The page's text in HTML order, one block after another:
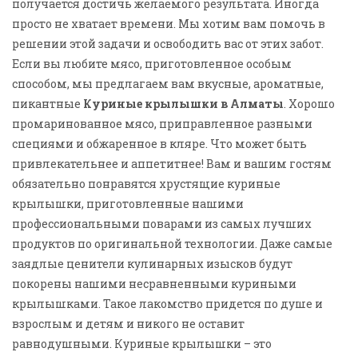
получается достичь желаемого результата. Иногда
просто не хватает времени. Мы хотим вам помочь в
решении этой задачи и освободить вас от этих забот.
Если вы любите мясо, приготовленное особым
способом, мы предлагаем вам вкусные, ароматные,
пикантные Куриные крылышки в Алматы. Хорошо
промаринованное мясо, приправленное разными
специями и обжаренное в кляре. Что может быть
привлекательнее и аппетитнее! Вам и вашим гостям
обязательно понравятся хрустящие куриные
крылышки, приготовленные нашими
профессиональными поварами из самых лучших
продуктов по оригинальной технологии. Даже самые
заядлые ценители кулинарных изысков будут
покорены нашими несравненными куриными
крылышками. Такое лакомство придется по душе и
взрослым и детям и никого не оставит
равнодушными. Куриные крылышки – это